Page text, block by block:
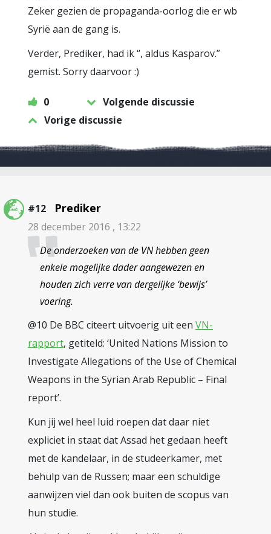
Zeker gezien de propaganda-oorlog die er wb
Syrië aan de gang is.
Verder, Prediker, had ik “, aldus Kasparov.”
gemist. Sorry daarvoor :)
0
Volgende discussie
Vorige discussie
#12 Prediker
28 december 2016 , 13:22
De onderzoeken van de VN hebben geen
enkele mogelijke dader aangewezen en
houden zich verre van dergelijke ‘bewijs’
voering.
@10 De BBC citeert uitvoerig uit een VN-
rapport, getiteld: ‘United Nations Mission to
Investigate Allegations of the Use of Chemical
Weapons in the Syrian Arab Republic – Final
report’.
Kun jij wel heel luid roepen dat daar niet
expliciet in staat dat Assad het gedaan heeft
met de kandelaar, in de studeerkamer, met
behulp van de Russen; maar een schuldige
aanwijzen viel dan ook buiten de scopus van
hun studie.